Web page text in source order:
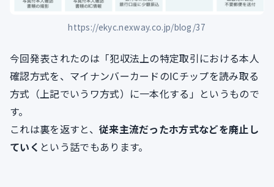
https://ekyc.nexway.co.jp/blog/37
今回発表されたのは「犯収法上の特定取引における本人
確認方式を、マイナンバーカードのICチップを読み取る
方式（上記でいうワ方式）に一本化する」というもので
す。
これは裏を返すと、 従来主流だったホ方式などを廃止し
ていく という話でもあります。